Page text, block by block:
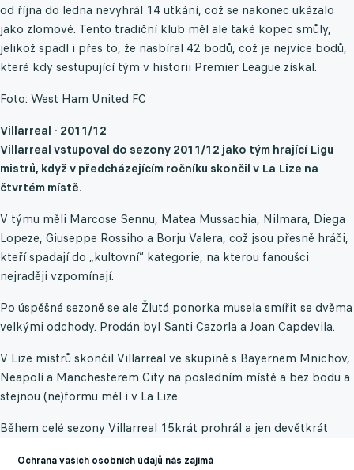
od října do ledna nevyhrál 14 utkání, což se nakonec ukázalo
jako zlomové. Tento tradiční klub měl ale také kopec smůly,
jelikož spadl i přes to, že nasbíral 42 bodů, což je nejvíce bodů,
které kdy sestupující tým v historii Premier League získal.
Foto: West Ham United FC
Villarreal - 2011/12
Villarreal vstupoval do sezony 2011/12 jako tým hrající Ligu
mistrů, když v předcházejícím ročníku skončil v La Lize na
čtvrtém místě.
V týmu měli Marcose Sennu, Matea Mussachia, Nilmara, Diega
Lopeze, Giuseppe Rossiho a Borju Valera, což jsou přesně hráči,
kteří spadají do „kultovní“ kategorie, na kterou fanoušci
nejraději vzpomínají.
Po úspěšné sezoně se ale Žlutá ponorka musela smířit se dvěma
velkými odchody. Prodán byl Santi Cazorla a Joan Capdevila.
V Lize mistrů skončil Villarreal ve skupině s Bayernem Mnichov,
Neapolí a Manchesterem City na posledním místě a bez bodu a
stejnou (ne)formu měl i v La Lize.
Během celé sezony Villarreal 15krát prohrál a jen devětkrát
a nasbíral 41 bodů. Šlo tak o něco podobného jako u West
Ochrana vašich osobních údajů nás zajímá